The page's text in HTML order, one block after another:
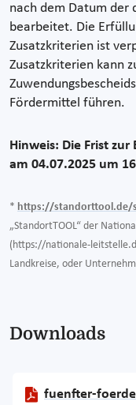
nach dem Datum der
bearbeitet. Die
Zusatzkriterien ist
Zusatzkriterien kann
Fördermittel führen.
Hinweis: Die Frist
am 04.07.2025 um
* https://standorttool.de/
„StandortTOOL“ der
(https://nationale-
Landkreise, oder
Downloads
fuenfter-